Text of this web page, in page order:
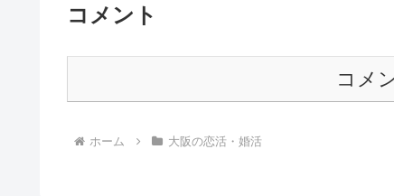
コメント
コメ
ホーム 大阪の恋活・婚活